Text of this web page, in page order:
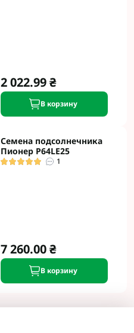
2 022.99 ₴
В корзину
Семена подсолнечника
Пионер P64LE25
1
7 260.00 ₴
В корзину